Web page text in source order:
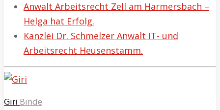
Anwalt Arbeitsrecht Zell am Harmersbach –
Helga hat Erfolg.
Kanzlei Dr. Schmelzer Anwalt IT- und
Arbeitsrecht Heusenstamm.
GiriBinde